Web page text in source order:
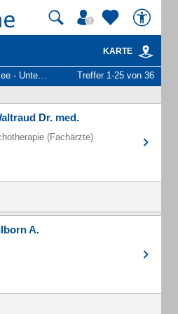
KARTE
und Personen Treffer 1-25 von 36
Dr. med.
(Fachärzte)
A.